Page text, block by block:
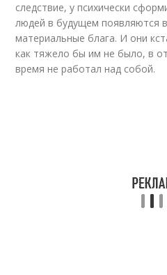
следствие, у психически
людей в будущем появляются
материальные блага. И они
как тяжело бы им не было, в
время не работал над собой.